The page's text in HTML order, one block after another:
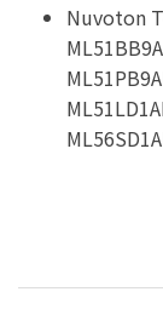
Nuvoton